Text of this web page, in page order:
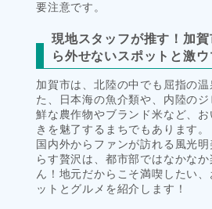
要注意です。
現地スタッフが推す！加
ら外せないスポットと激ウ
加賀市は、北陸の中でも屈指の温
た、日本海の魚介類や、内陸の
鮮な農作物やブランド米など、
きを魅了するまちでもあります。
国内外からファンが訪れる風光
らす贅沢は、都市部ではなかな
ん！地元だからこそ満喫したい
ットとグルメを紹介します！